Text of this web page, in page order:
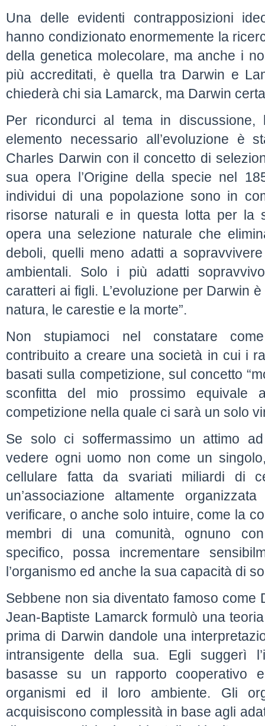
Una delle evidenti contrapposizioni
hanno condizionato enormemente la
della genetica molecolare, ma anche i
più accreditati, è quella tra Darwin e
chiederà chi sia Lamarck, ma Darwin
Per ricondurci al tema in discussione,
elemento necessario all’evoluzione è
Charles Darwin con il concetto di
sua opera l’Origine della specie nel
individui di una popolazione sono in
risorse naturali e in questa lotta per la
opera una selezione naturale che
deboli, quelli meno adatti a
ambientali. Solo i più adatti
caratteri ai figli. L’evoluzione per Darwin
natura, le carestie e la morte”.
Non stupiamoci nel constatare
contribuito a creare una società in cui i
basati sulla competizione, sul concetto
sconfitta del mio prossimo equivale
competizione nella quale ci sarà un solo
Se solo ci soffermassimo un attimo
vedere ogni uomo non come un
cellulare fatta da svariati miliardi di
un’associazione altamente
verificare, o anche solo intuire, come la
membri di una comunità, ognuno
specifico, possa incrementare
l’organismo ed anche la sua capacità di
Sebbene non sia diventato famoso come
Jean-Baptiste Lamarck formulò una
prima di Darwin dandole una
intransigente della sua. Egli suggerì
basasse su un rapporto cooperativo
organismi ed il loro ambiente. Gli
acquisiscono complessità in base agli